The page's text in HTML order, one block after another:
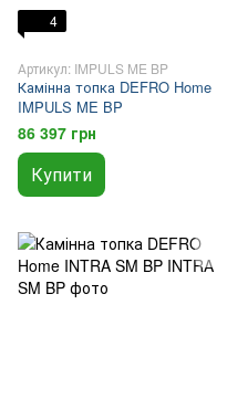
4
Артикул: IMPULS ME BP
Камінна топка DEFRO Home
IMPULS ME BP
86 397 грн
Купити